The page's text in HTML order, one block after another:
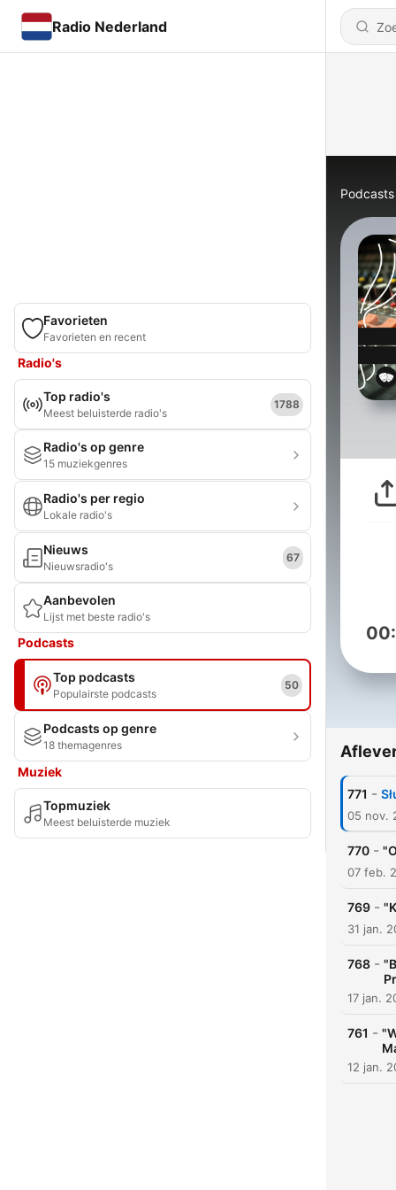
Radio Nederland
Favorieten
Favorieten en recent
Radio's
Top radio's
Meest beluisterde radio's
1788
Radio's op genre
15 muziekgenres
Radio's per regio
Lokale radio's
Nieuws
Nieuwsradio's
67
Aanbevolen
Lijst met beste radio's
Podcasts
Top podcasts
Populairste podcasts
50
Podcasts op genre
18 themagenres
Muziek
Topmuziek
Meest beluisterde muziek
Podcasts
771 -
05 nov.
770 -
07 feb.
769 -
31 jan.
768 -
17 jan.
761 -
12 jan.